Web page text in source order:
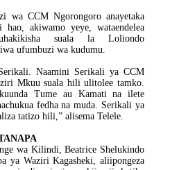
wa CCM Ngorongoro anayetaka
akiwamo yeye, wataendelea
suala la Loliondo
ufumbuzi wa kudumu.
Naamini Serikali ya CCM
Mkuu suala hili ulitolee tamko.
Tume au Kamati na ilete
fedha na muda. Serikali ya
tatizo hili,” alisema Telele.
wa Kilindi, Beatrice Shelukindo
ya Waziri Kagasheki, aliipongeza